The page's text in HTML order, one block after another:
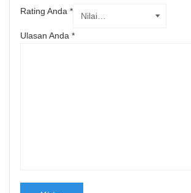
Rating Anda *
Ulasan Anda *